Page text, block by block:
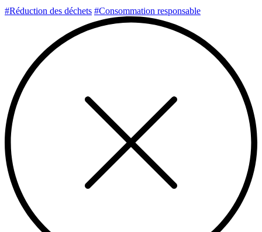
#Réduction des déchets #Consommation responsable